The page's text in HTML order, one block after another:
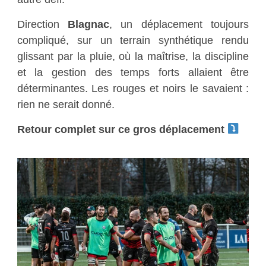
Direction Blagnac, un déplacement toujours
compliqué, sur un terrain synthétique rendu
glissant par la pluie, où la maîtrise, la discipline
et la gestion des temps forts allaient être
déterminantes. Les rouges et noirs le savaient :
rien ne serait donné.
Retour complet sur ce gros déplacement